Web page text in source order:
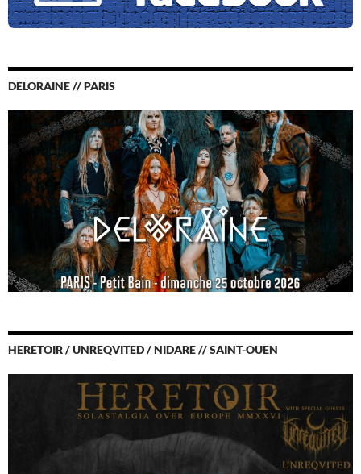
DELORAINE // PARIS
HERETOIR / UNREQVITED / NIDARE // SAINT-OUEN